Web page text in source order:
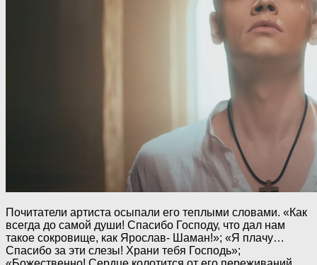
Почитатели артиста осыпали его теплыми словами. «Как
всегда до самой души! Спасибо Господу, что дал нам
такое сокровище, как Ярослав- Шаман!»; «Я плачу…
Спасибо за эти слезы! Храни тебя Господь»;